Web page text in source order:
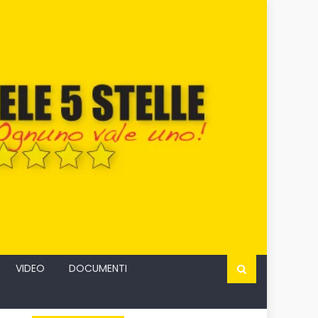
VIDEO
DOCUMENTI